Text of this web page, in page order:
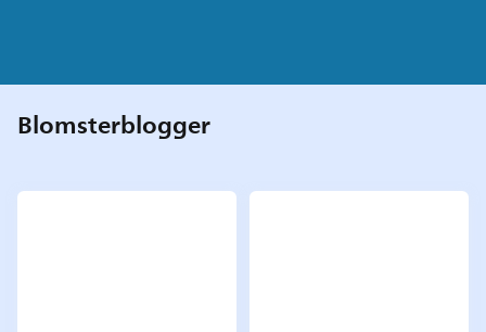
Blomsterblogger